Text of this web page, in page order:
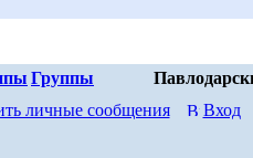
Группы
личные сообщения
Вход